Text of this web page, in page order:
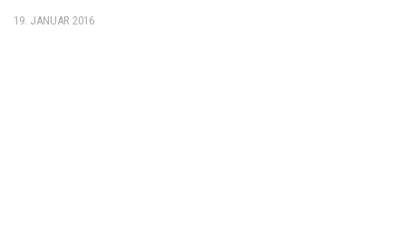
19. JANUAR 2016